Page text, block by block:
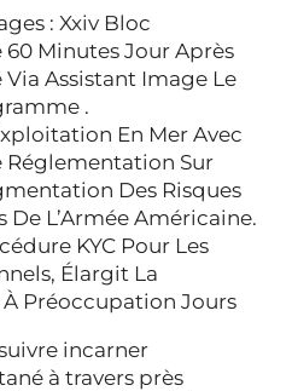
: Xxiv Bloc
60 Minutes Jour Après
Via Assistant Image Le
.
En Mer Avec
Réglementation Sur
Des Risques
De L’Armée Américaine.
KYC Pour Les
Élargit La
Préoccupation Jours
incarner
à travers près